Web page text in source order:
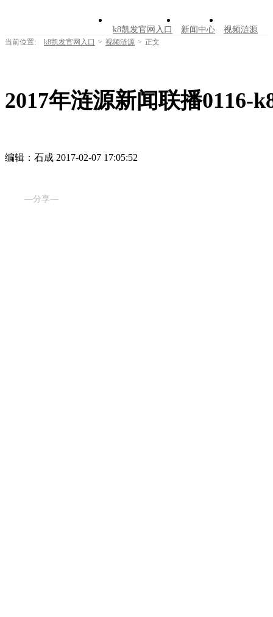
k8凯发官网入口 新闻中心 视频涟源
走进涟源
当前位置: k8凯发官网入口 > 视频涟源 > 正文
2017年涟源新闻联播0116-
编辑：石成 2017-02-07 17:05:52
—分享—